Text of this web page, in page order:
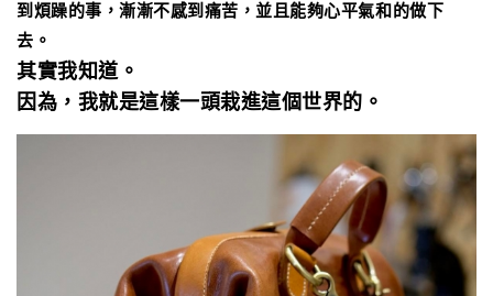
到煩躁的事，漸漸不感到痛苦，並且能夠心平氣和的做下
去。
其實我知道。
因為，我就是這樣一頭栽進這個世界的。